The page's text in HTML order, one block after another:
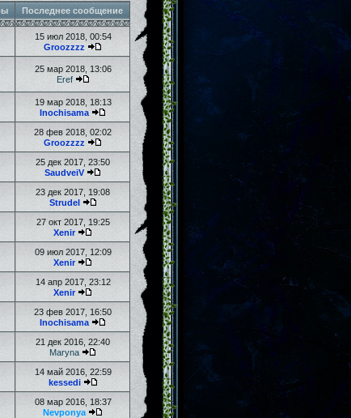
Последнее сообщение
15 июл 2018, 00:54
Groozzzz
25 мар 2018, 13:06
Eref
19 мар 2018, 18:13
Inochisama
28 фев 2018, 02:02
Groozzzz
25 дек 2017, 23:50
SaudveiV
23 дек 2017, 19:08
Strudel
27 окт 2017, 19:25
Xenir
09 июл 2017, 12:09
Xenir
14 апр 2017, 23:12
Xenir
23 фев 2017, 16:50
Inochisama
21 дек 2016, 22:40
Maryna
14 май 2016, 22:59
kessedi
08 мар 2016, 18:37
Nevponya